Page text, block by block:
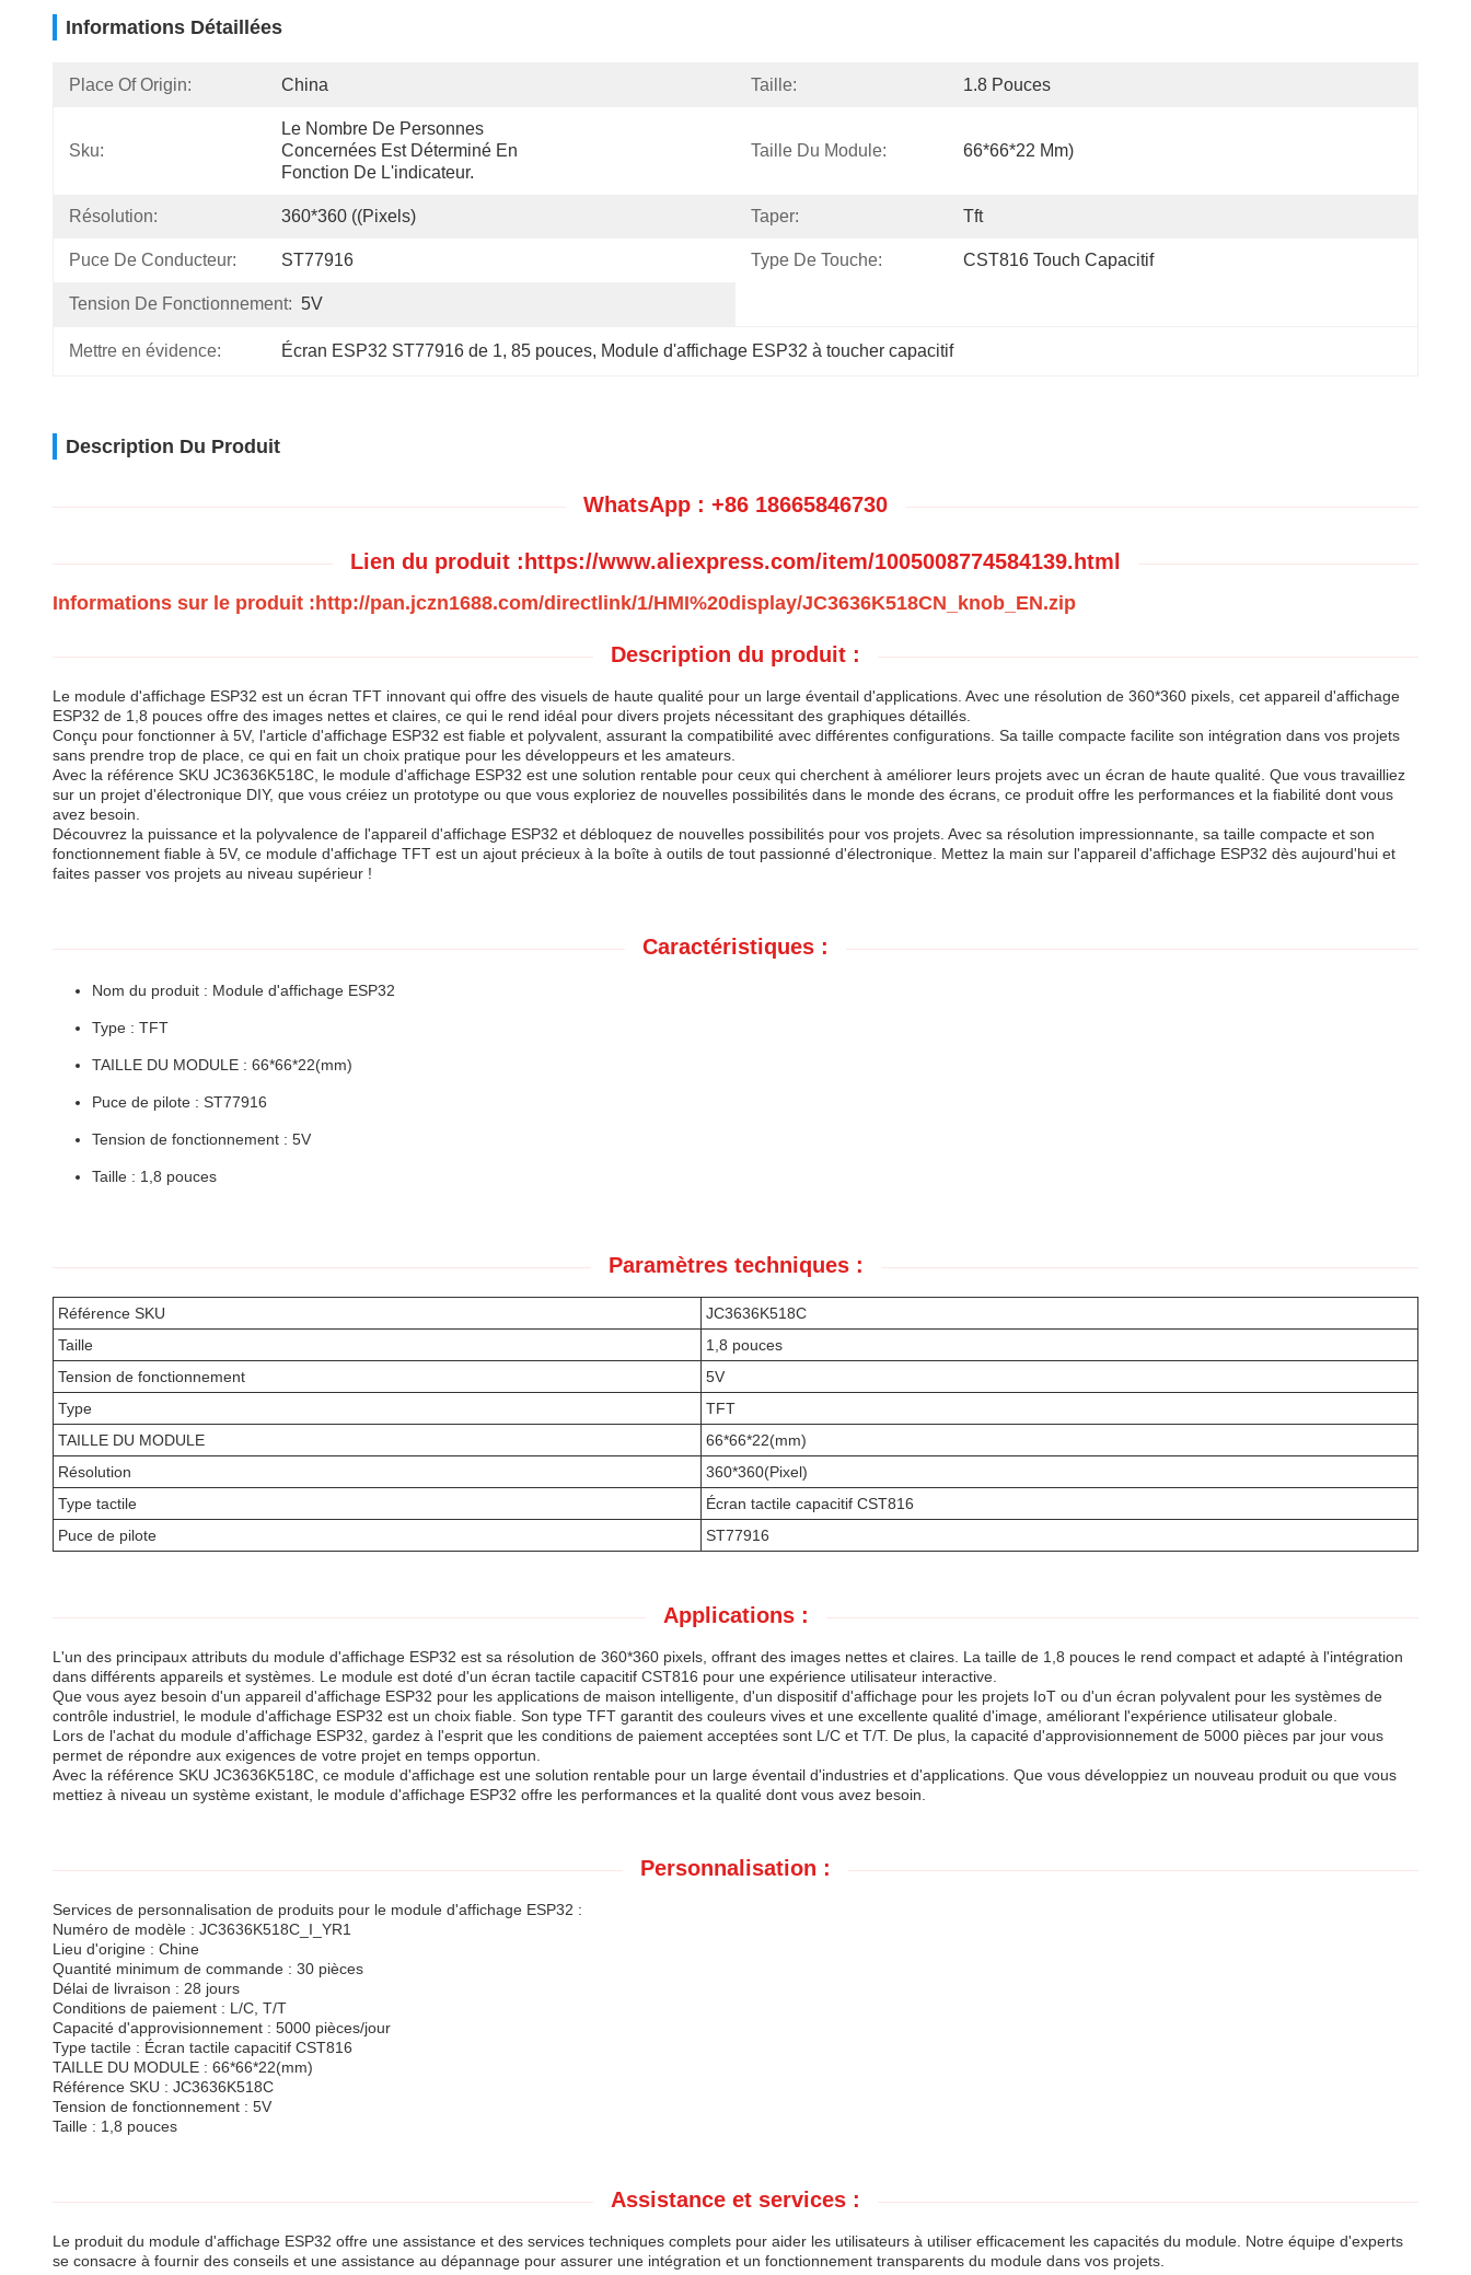
Informations Détaillées
Place Of Origin: China Taille: 1.8 Pouces
Sku:
Le Nombre De Personnes
Concernées Est Déterminé En
Fonction De L'indicateur.
Taille Du Module: 66*66*22 Mm)
Résolution: 360*360 ((pixels) Taper: Tft
Puce De Conducteur: ST77916 Type De Touche: CST816 Touch Capacitif
Tension De Fonctionnement: 5V
Mettre en évidence: Écran ESP32 ST77916 de 1, 85 pouces, Module d'affichage ESP32 à toucher capacitif
Description Du Produit
WhatsApp : +86 18665846730
Lien du produit :https://www.aliexpress.com/item/1005008774584139.html
Informations sur le produit :http://pan.jczn1688.com/directlink/1/HMI%20display/JC3636K518CN_knob_EN.zip
Description du produit :
Le module d'affichage ESP32 est un écran TFT innovant qui offre des visuels de haute qualité pour un large éventail d'applications. Avec une résolution de 360*360 pixels, cet appareil d'affichage
ESP32 de 1,8 pouces offre des images nettes et claires, ce qui le rend idéal pour divers projets nécessitant des graphiques détaillés.
Conçu pour fonctionner à 5V, l'article d'affichage ESP32 est fiable et polyvalent, assurant la compatibilité avec différentes configurations. Sa taille compacte facilite son intégration dans vos projets
sans prendre trop de place, ce qui en fait un choix pratique pour les développeurs et les amateurs.
Avec la référence SKU JC3636K518C, le module d'affichage ESP32 est une solution rentable pour ceux qui cherchent à améliorer leurs projets avec un écran de haute qualité. Que vous travailliez
sur un projet d'électronique DIY, que vous créiez un prototype ou que vous exploriez de nouvelles possibilités dans le monde des écrans, ce produit offre les performances et la fiabilité dont vous
avez besoin.
Découvrez la puissance et la polyvalence de l'appareil d'affichage ESP32 et débloquez de nouvelles possibilités pour vos projets. Avec sa résolution impressionnante, sa taille compacte et son
fonctionnement fiable à 5V, ce module d'affichage TFT est un ajout précieux à la boîte à outils de tout passionné d'électronique. Mettez la main sur l'appareil d'affichage ESP32 dès aujourd'hui et
faites passer vos projets au niveau supérieur !
Caractéristiques :
Nom du produit : Module d'affichage ESP32
Type : TFT
TAILLE DU MODULE : 66*66*22(mm)
Puce de pilote : ST77916
Tension de fonctionnement : 5V
Taille : 1,8 pouces
Paramètres techniques :
Référence SKU
JC3636K518C
Taille
1,8 pouces
Tension de fonctionnement
5V
Type
TFT
TAILLE DU MODULE
66*66*22(mm)
Résolution
360*360(Pixel)
Type tactile
Écran tactile capacitif CST816
Puce de pilote
ST77916
Applications :
L'un des principaux attributs du module d'affichage ESP32 est sa résolution de 360*360 pixels, offrant des images nettes et claires. La taille de 1,8 pouces le rend compact et adapté à l'intégration
dans différents appareils et systèmes. Le module est doté d'un écran tactile capacitif CST816 pour une expérience utilisateur interactive.
Que vous ayez besoin d'un appareil d'affichage ESP32 pour les applications de maison intelligente, d'un dispositif d'affichage pour les projets IoT ou d'un écran polyvalent pour les systèmes de
contrôle industriel, le module d'affichage ESP32 est un choix fiable. Son type TFT garantit des couleurs vives et une excellente qualité d'image, améliorant l'expérience utilisateur globale.
Lors de l'achat du module d'affichage ESP32, gardez à l'esprit que les conditions de paiement acceptées sont L/C et T/T. De plus, la capacité d'approvisionnement de 5000 pièces par jour vous
permet de répondre aux exigences de votre projet en temps opportun.
Avec la référence SKU JC3636K518C, ce module d'affichage est une solution rentable pour un large éventail d'industries et d'applications. Que vous développiez un nouveau produit ou que vous
mettiez à niveau un système existant, le module d'affichage ESP32 offre les performances et la qualité dont vous avez besoin.
Personnalisation :
Services de personnalisation de produits pour le module d'affichage ESP32 :
Numéro de modèle : JC3636K518C_I_YR1
Lieu d'origine : Chine
Quantité minimum de commande : 30 pièces
Délai de livraison : 28 jours
Conditions de paiement : L/C, T/T
Capacité d'approvisionnement : 5000 pièces/jour
Type tactile : Écran tactile capacitif CST816
TAILLE DU MODULE : 66*66*22(mm)
Référence SKU : JC3636K518C
Tension de fonctionnement : 5V
Taille : 1,8 pouces
Assistance et services :
Le produit du module d'affichage ESP32 offre une assistance et des services techniques complets pour aider les utilisateurs à utiliser efficacement les capacités du module. Notre équipe d'experts
se consacre à fournir des conseils et une assistance au dépannage pour assurer une intégration et un fonctionnement transparents du module dans vos projets.